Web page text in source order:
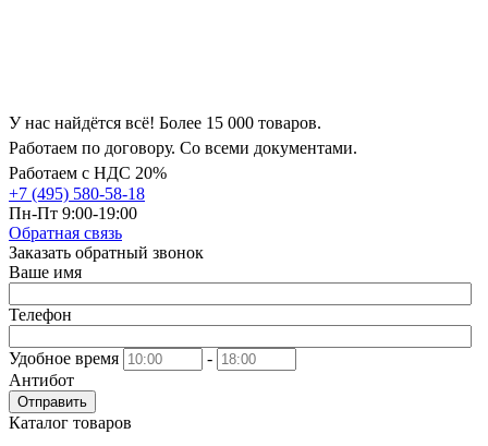
У нас найдётся всё! Более 15 000 товаров.
Работаем по договору. Со всеми документами.
Работаем с НДС 20%
+7 (495) 580-58-18
Пн-Пт 9:00-19:00
Обратная связь
Заказать обратный звонок
Ваше имя
Телефон
Удобное время
-
Антибот
Отправить
Каталог товаров